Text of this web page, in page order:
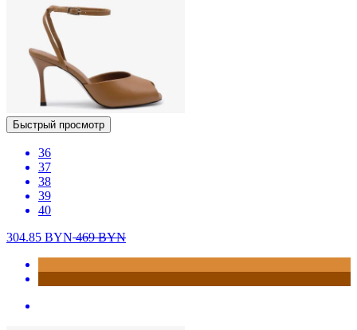
Быстрый просмотр
36
37
38
39
40
304.85 BYN469BYN